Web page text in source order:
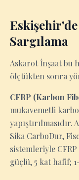
Sargılama
Askarot İnşaat bu
ölçtükten sonra
CFRP (Karbon
mukavemetli
Sika CarboDur,
sistemleriyle
güçlü, 5 kat hafif;